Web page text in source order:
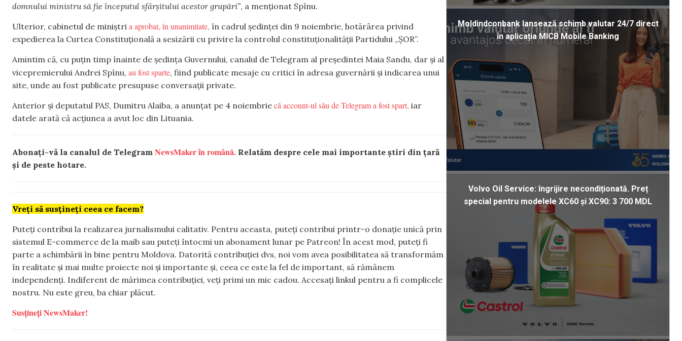
domnului ministru să fie începutul sfârșitului acestor grupări”, a menționat Spînu.
Ulterior, cabinetul de miniștri a aprobat, în unanimitate, în cadrul ședinței din 9 noiembrie, hotărârea privind
expedierea la Curtea Constituțională a sesizării cu privire la controlul constituționalității Partidului „ȘOR”.
Amintim că, cu puțin timp înainte de ședința Guvernului, canalul de Telegram al președintei Maia Sandu, dar și al
vicepremierului Andrei Spînu, au fost sparte, fiind publicate mesaje cu critici în adresa guvernării și indicarea unui
site, unde au fost publicate presupuse conversații private.
Anterior și deputatul PAS, Dumitru Alaiba, a anunțat pe 4 noiembrie că account-ul său de Telegram a fost spart, iar
datele arată că acțiunea a avut loc din Lituania.
Abonați-vă la canalul de Telegram NewsMaker în română. Relatăm despre cele mai importante știri din țară
și de peste hotare.
Vreți să susțineți ceea ce facem?
Puteți contribui la realizarea jurnalismului calitativ. Pentru aceasta, puteți contribui printr-o donație unică prin
sistemul E-commerce de la maib sau puteți întocmi un abonament lunar pe Patreon! În acest mod, puteți fi
parte a schimbării în bine pentru Moldova. Datorită contribuției dvs, noi vom avea posibilitatea să transformăm
în realitate și mai multe proiecte noi și importante și, ceea ce este la fel de important, să rămânem
independenți. Indiferent de mărimea contribuției, veți primi un mic cadou. Accesați linkul pentru a fi complicele
nostru. Nu este greu, ba chiar plăcut.
Susțineți NewsMaker!
Moldindconbank lansează schimb valutar 24/7 direct
în aplicația MICB Mobile Banking
Volvo Oil Service: îngrijire necondiționată. Preț
special pentru modelele XC60 și XC90: 3 700 MDL